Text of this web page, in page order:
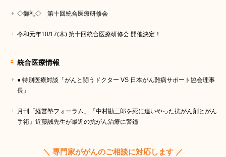
◇御礼◇ 第十回統合医療研修会
令和元年10/17(木) 第十回統合医療研修会 開催決定！
統合医療情報
● 特別医療対談「がんと闘うドクター VS 日本がん難病サポート協会理事
長」
月刊「経営塾フォーラム」『中村勘三郎を死に追いやった抗がん剤とがん
手術』近藤誠先生が最近の抗がん治療に警鐘
＼ 専門家ががんのご相談に対応します ／